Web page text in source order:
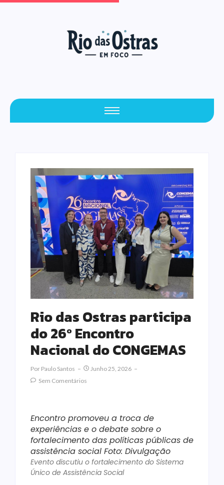
Rio das Ostras participa
do 26º Encontro
Nacional do CONGEMAS
Por Paulo Santos
Junho 25, 2026
Sem Comentários
Encontro promoveu a troca de
experiências e o debate sobre o
fortalecimento das políticas públicas de
assistência social Foto: Divulgação
Evento discutiu o fortalecimento do Sistema
Único de Assistência Social